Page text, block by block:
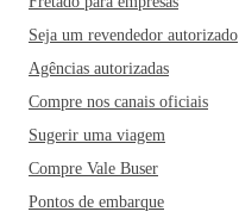
Seja um revendedor autorizado
Agências autorizadas
Compre nos canais oficiais
Sugerir uma viagem
Compre Vale Buser
Pontos de embarque